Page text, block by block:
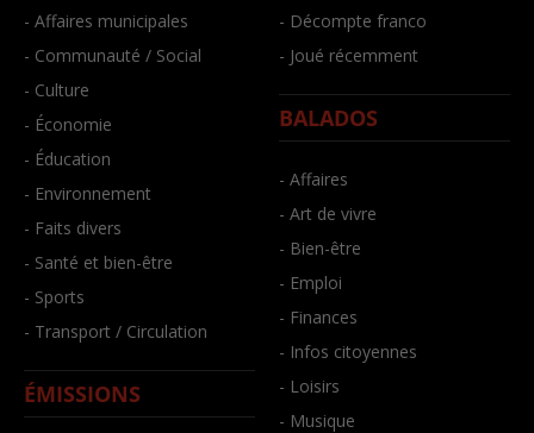
- Affaires municipales
- Communauté / Social
- Culture
- Économie
- Éducation
- Environnement
- Faits divers
- Santé et bien-être
- Sports
- Transport / Circulation
ÉMISSIONS
- Décompte franco
- Joué récemment
BALADOS
- Affaires
- Art de vivre
- Bien-être
- Emploi
- Finances
- Infos citoyennes
- Loisirs
- Musique